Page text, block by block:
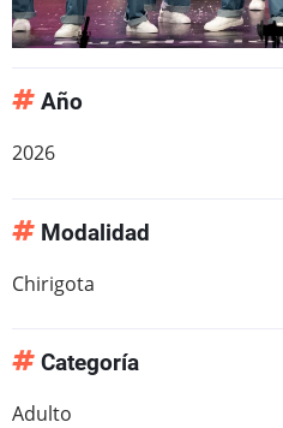
Año
2026
Modalidad
Chirigota
Categoría
Adulto